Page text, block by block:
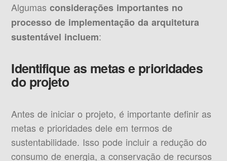
Algumasconsiderações importantes no
processo de implementação da arquitetura
sustentável incluem:
Identifique as metas e prioridades
do projeto
Antes de iniciar o projeto, é importante definir as
metas e prioridades dele em termos de
sustentabilidade. Isso pode incluir a redução do
consumo de energia, a conservação de recursos